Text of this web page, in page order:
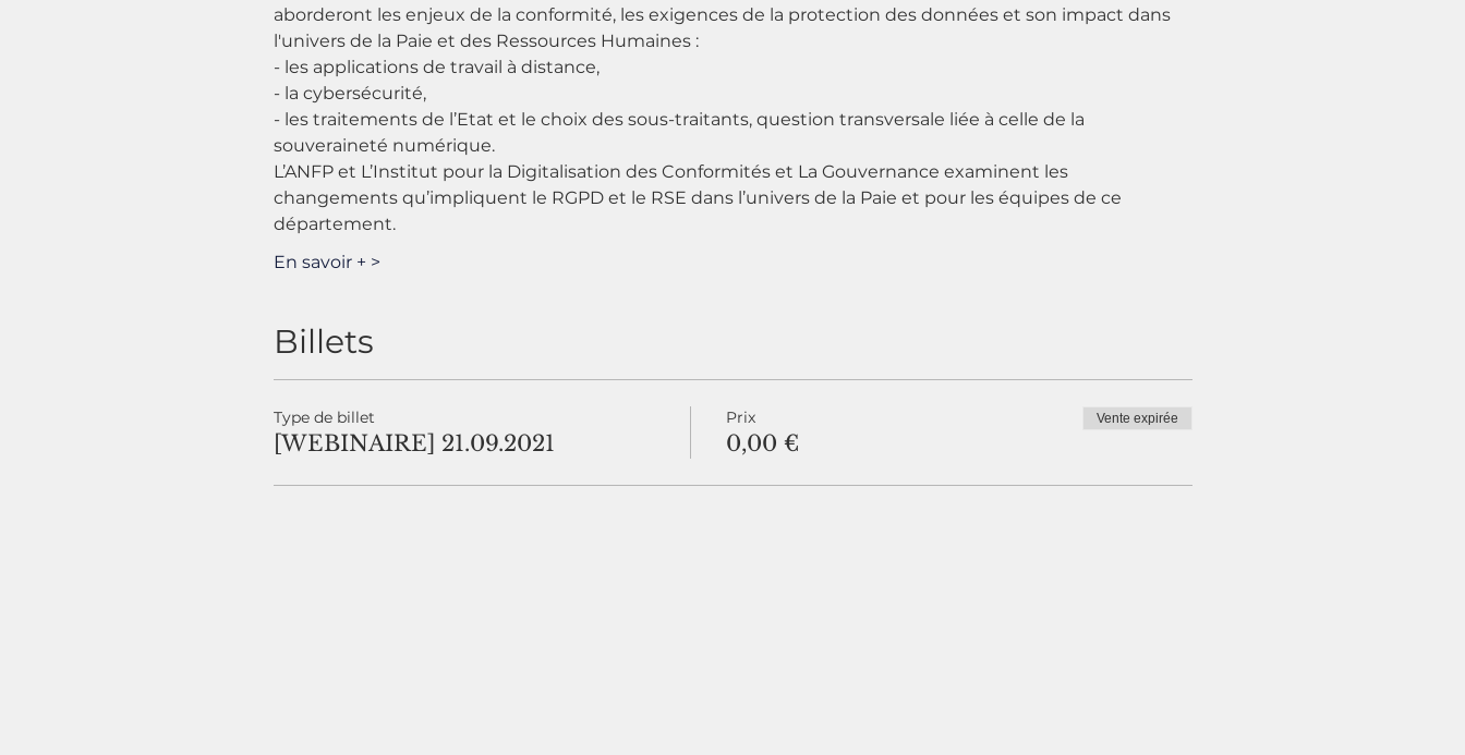
aborderont les enjeux de la conformité, les exigences de la protection des données et son impact dans
l'univers de la Paie et des Ressources Humaines :​
- les applications de travail à distance,
- la cybersécurité,
- les traitements de l’Etat et le choix des sous-traitants, question transversale liée à celle de la
souveraineté numérique.
L’ANFP et L’Institut pour la Digitalisation des Conformités et La Gouvernance examinent les
changements qu’impliquent le RGPD et le RSE dans l’univers de la Paie et pour les équipes de ce
département.
En savoir + >
Billets
Type de billet
[WEBINAIRE] 21.09.2021
Prix
0,00 €
Vente expirée